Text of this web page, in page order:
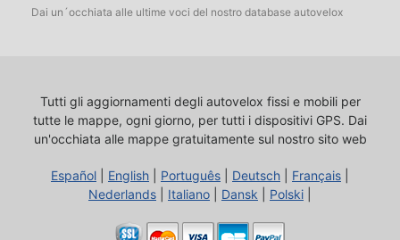
Dai un´occhiata alle ultime voci del nostro database autovelox
Tutti gli aggiornamenti degli autovelox fissi e mobili per
tutte le mappe, ogni giorno, per tutti i dispositivi GPS. Dai
un'occhiata alle mappe gratuitamente sul nostro sito web
Español English Português Deutsch Français
Nederlands
Italiano Dansk Polski